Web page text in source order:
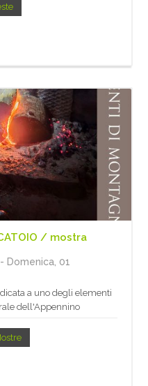
/ mostra
- Domenica, 01
a uno degli elementi
dell'Appennino